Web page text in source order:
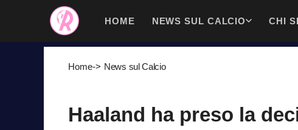
contenuto
HOME NEWS SUL CALCIO CHI
Home-> News sul Calcio
Haaland ha preso la